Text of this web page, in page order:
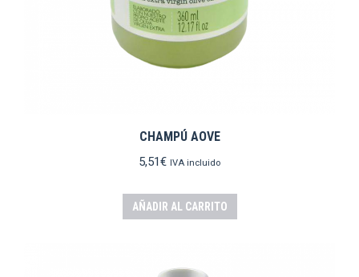
CHAMPÚ AOVE
5,51€ IVA incluido
AÑADIR AL CARRITO